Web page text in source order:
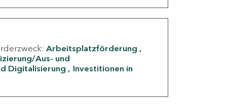
Arbeitsplatzförderung
Aus- und
Digitalisierung
Investitionen in